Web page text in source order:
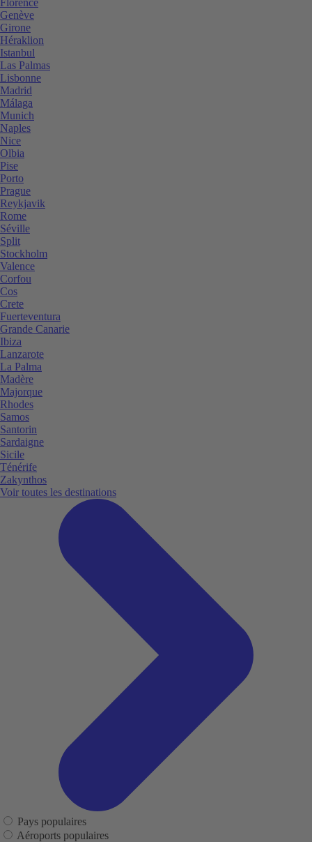
Genève
Girone
Héraklion
Istanbul
Las Palmas
Lisbonne
Madrid
Málaga
Munich
Naples
Nice
Olbia
Pise
Porto
Prague
Reykjavik
Rome
Séville
Split
Stockholm
Valence
Corfou
Cos
Crete
Fuerteventura
Grande Canarie
Ibiza
Lanzarote
La Palma
Madère
Majorque
Rhodes
Samos
Santorin
Sardaigne
Sicile
Ténérife
Zakynthos
Voir toutes les destinations
Pays populaires
Aéroports populaires